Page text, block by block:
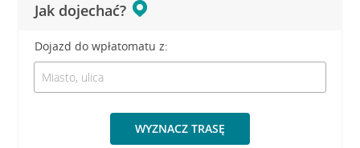
Jak dojechać?
Dojazd do wpłatomatu z:
WYZNACZ TRASĘ